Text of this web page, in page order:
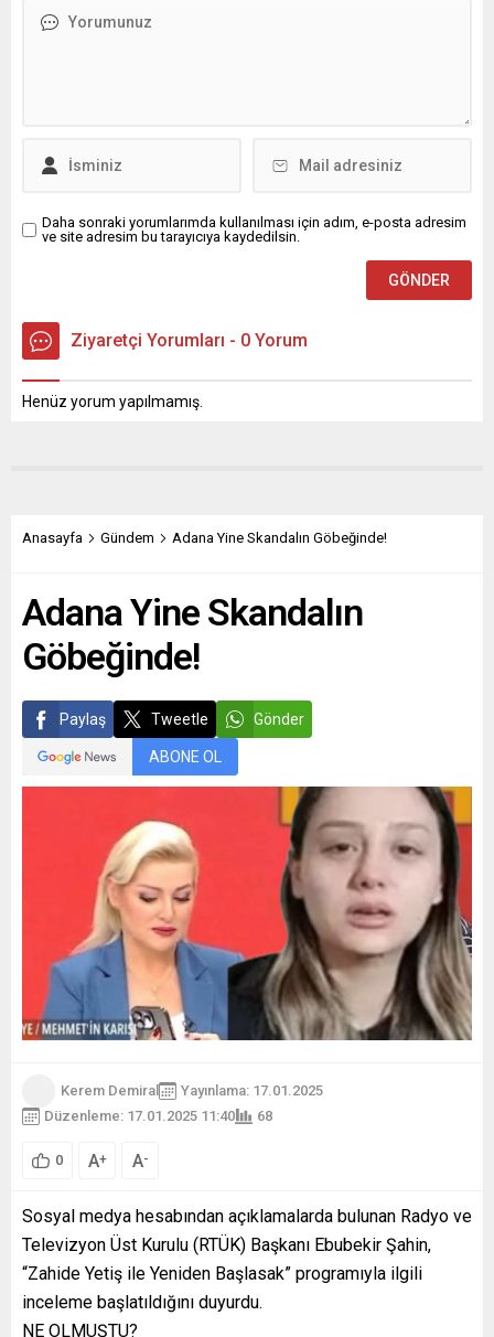
ve ‘Taklit veya Tağşiş-2′
Daha sonraki yorumlarımda kullanılması için adım, e-posta adresim
ve site adresim bu tarayıcıya kaydedilsin.
Ziyaretçi Yorumları - 0 Yorum
Henüz yorum yapılmamış.
Anasayfa Gündem Adana Yine Skandalın Göbeğinde!
Adana Yine Skandalın
Göbeğinde!
Paylaş Tweetle Gönder
ABONE OL
Kerem Demiral
Yayınlama: 17.01.2025
Düzenleme: 17.01.2025 11:40
68
0 A+ A-
Sosyal medya hesabından açıklamalarda bulunan Radyo ve
Televizyon Üst Kurulu (RTÜK) Başkanı Ebubekir Şahin,
“Zahide Yetiş ile Yeniden Başlasak” programıyla ilgili
inceleme başlatıldığını duyurdu.
NE OLMUŞTU?